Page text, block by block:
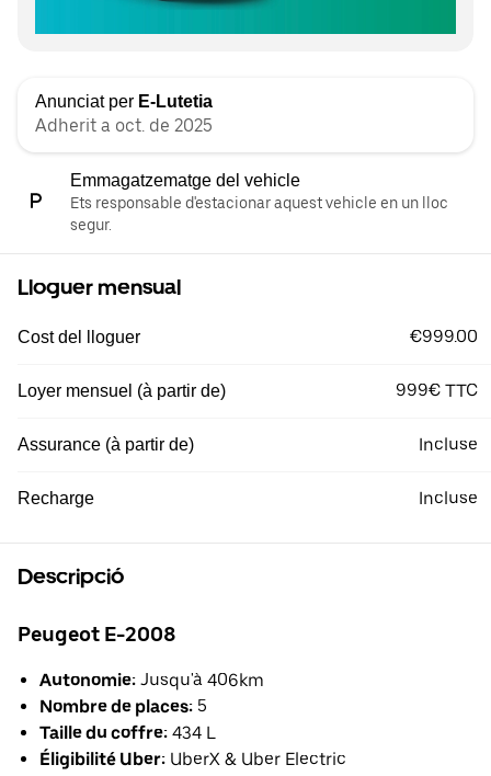
Anunciat per E-Lutetia
Adherit a oct. de 2025
Emmagatzematge del vehicle
Ets responsable d'estacionar aquest vehicle en un lloc
segur.
Lloguer mensual
Cost del lloguer €999.00
Loyer mensuel (à partir de) 999€ TTC
Assurance (à partir de) Incluse
Recharge Incluse
Descripció
Peugeot E-2008
Autonomie: Jusqu'à 406km
Nombre de places: 5
Taille du coffre: 434 L
Éligibilité Uber: UberX & Uber Electric